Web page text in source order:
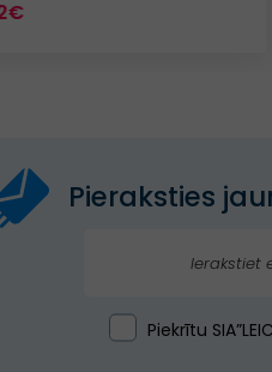
18.93€
Pieraksties
Piekrītu